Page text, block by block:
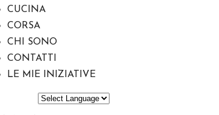
CUCINA
CORSA
CHI SONO
CONTATTI
LE MIE INIZIATIVE